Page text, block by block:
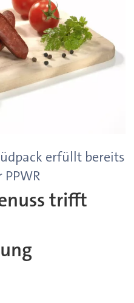
erfüllt bereits
trifft